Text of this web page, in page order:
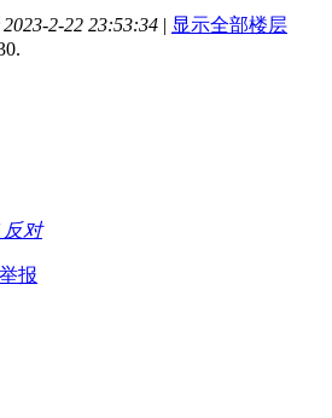
2-22 23:53:34 | 显示全部楼层
反对
举报